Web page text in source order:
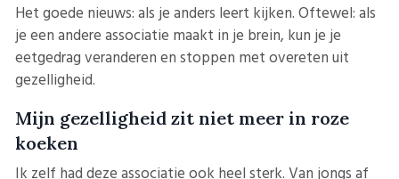
Het goede nieuws: als je anders leert kijken. Oftewel: als
je een andere associatie maakt in je brein, kun je je
eetgedrag veranderen en stoppen met overeten uit
gezelligheid.
Mijn gezelligheid zit niet meer in roze
koeken
Ik zelf had deze associatie ook heel sterk. Van jongs af